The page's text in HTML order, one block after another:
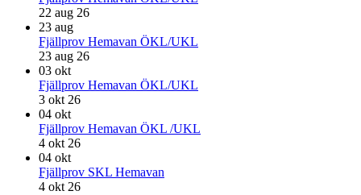
22 aug 26
23 aug
Fjällprov Hemavan ÖKL/UKL
23 aug 26
03 okt
Fjällprov Hemavan ÖKL/UKL
3 okt 26
04 okt
Fjällprov Hemavan ÖKL /UKL
4 okt 26
04 okt
Fjällprov SKL Hemavan
4 okt 26